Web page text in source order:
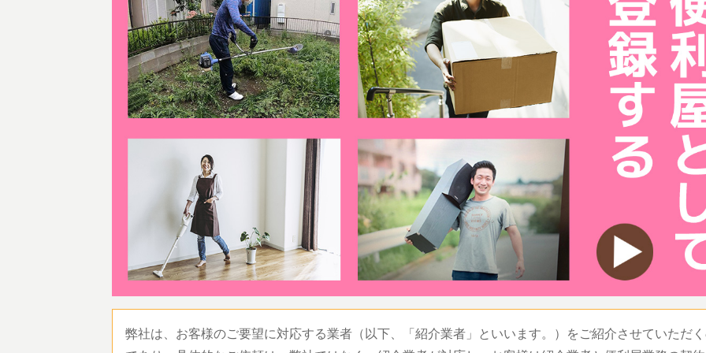
弊社は、お客様のご要望に対応する業者（以下、「紹介業者」といいます。）をご紹介させていただ